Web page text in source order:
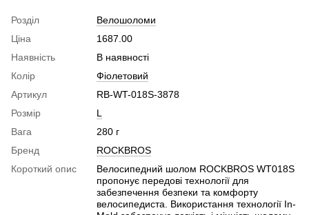
Розділ
Велошоломи
Ціна
1687.00
Наявність
В наявності
Колір
Фіолетовий
Артикул
RB-WT-018S-3878
Розмір
L
Вага
280 г
Бренд
ROCKBROS
Короткий опис
Велосипедний шолом ROCKBROS WT018S
пропонує передові технології для
забезпечення безпеки та комфорту
велосипедиста. Використання технології In-